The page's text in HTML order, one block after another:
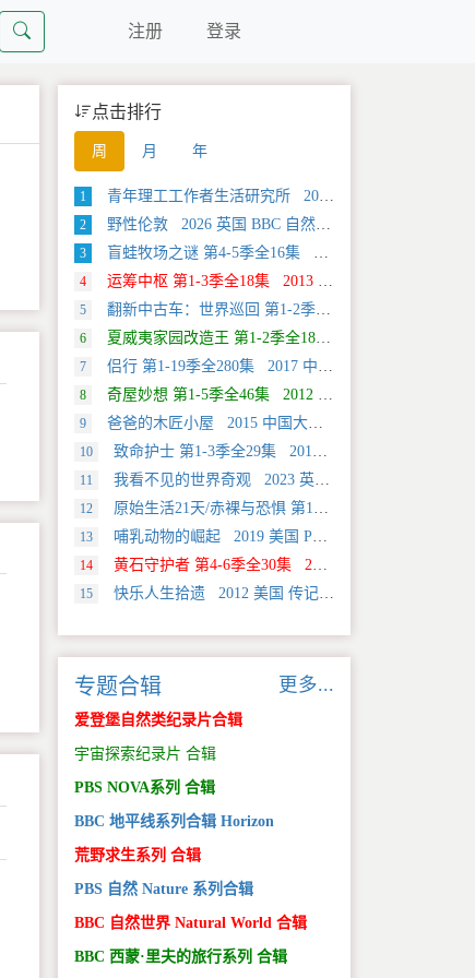
注册 登录
点击排行
周 月 年
1 青年理工工作者生活研究所 2022 中国大陆 社会生活类纪录片
2 野性伦敦 2026 英国 BBC 自然类纪录片
3 盲蛙牧场之谜 第4-5季全16集 2025 美国 Discovery 探索类纪录片
4 运筹中枢 第1-3季全18集 2013 美国 Discovery 科学类纪录片
5 翻新中古车：世界巡回 第1-2季全20集 2025 美国 Discovery 真人秀&舞台类纪录片
6 夏威夷家园改造王 第1-2季全18集 2024 美国 HGTV 真人秀&舞台类纪录片
7 侣行 第1-19季全280集 2017 中国大陆 旅行类纪录片
8 奇屋妙想 第1-5季全46集 2012 美国 HGTV 真人秀&舞台类纪录片
9 爸爸的木匠小屋 2015 中国大陆 社会生活类纪录片
10 致命护士 第1-3季全29集 2016 英国 传记类纪录片
11 我看不见的世界奇观 2023 英国 旅行类纪录片
12 原始生活21天/赤裸与恐惧 第18季全12集 2025 美国 Discovery 真人秀&舞台类纪录片
13 哺乳动物的崛起 2019 美国 PBS 自然类纪录片
14 黄石守护者 第4-6季全30集 2024 美国 Discovery 真人秀&舞台类纪录片
15 快乐人生拾遗 2012 美国 传记类纪录片
专题合辑 更多...
爱登堡自然类纪录片合辑
宇宙探索纪录片 合辑
PBS NOVA系列 合辑
BBC 地平线系列合辑 Horizon
荒野求生系列 合辑
PBS 自然 Nature 系列合辑
BBC 自然世界 Natural World 合辑
BBC 西蒙·里夫的旅行系列 合辑